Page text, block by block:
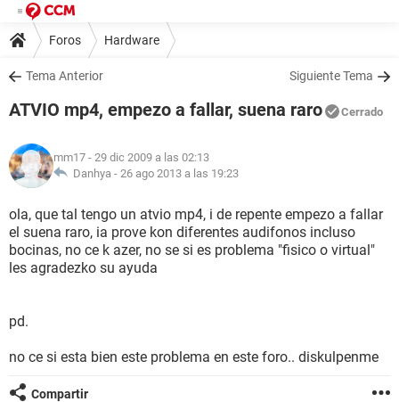
Foros Hardware
Tema Anterior Siguiente Tema
ATVIO mp4, empezo a fallar, suena raro Cerrado
mm17 - 29 dic 2009 a las 02:13
Danhya - 26 ago 2013 a las 19:23
ola, que tal tengo un atvio mp4, i de repente empezo a fallar
el suena raro, ia prove kon diferentes audifonos incluso
bocinas, no ce k azer, no se si es problema "fisico o virtual"
les agradezko su ayuda
pd.
no ce si esta bien este problema en este foro.. diskulpenme
Compartir